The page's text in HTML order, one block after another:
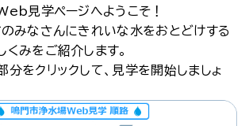
見学ページへようこそ！
のみなさんにきれいな水をおとどけする
みをご紹介します。
をクリックして、見学を開始しましょ